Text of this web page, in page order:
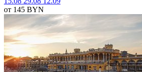
от 145 BYN